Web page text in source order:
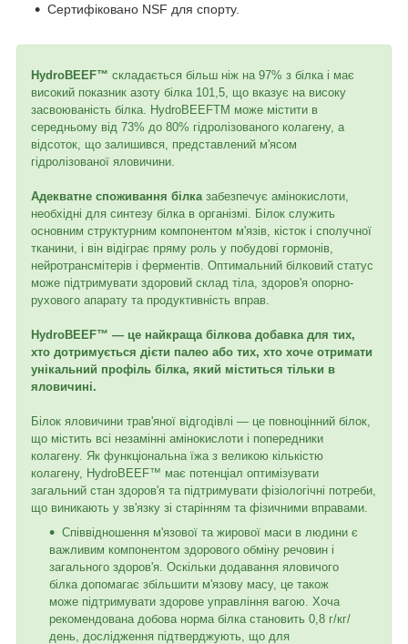
Сертифіковано NSF для спорту.
HydroBEEF™ складається більш ніж на 97% з білка і має
високий показник азоту білка 101,5, що вказує на високу
засвоюваність білка. HydroBEEFTM може містити в
середньому від 73% до 80% гідролізованого колагену, а
відсоток, що залишився, представлений м'ясом
гідролізованої яловичини.
Адекватне споживання білка забезпечує амінокислоти,
необхідні для синтезу білка в організмі. Білок служить
основним структурним компонентом м'язів, кісток і сполучної
тканини, і він відіграє пряму роль у побудові гормонів,
нейротрансмітерів і ферментів. Оптимальний білковий статус
може підтримувати здоровий склад тіла, здоров'я опорно-
рухового апарату та продуктивність вправ.
HydroBEEF™ — це найкраща білкова добавка для тих,
хто дотримується дієти палео або тих, хто хоче отримати
унікальний профіль білка, який міститься тільки в
яловичині.
Білок яловичини трав'яної відгодівлі — це повноцінний білок,
що містить всі незамінні амінокислоти і попередники
колагену. Як функціональна їжа з великою кількістю
колагену, HydroBEEF™ має потенціал оптимізувати
загальний стан здоров'я та підтримувати фізіологічні потреби,
що виникають у зв'язку зі старінням та фізичними вправами.
Співвідношення м'язової та жирової маси в людини є
важливим компонентом здорового обміну речовин і
загального здоров'я. Оскільки додавання яловичого
білка допомагає збільшити м'язову масу, це також
може підтримувати здорове управління вагою. Хоча
рекомендована добова норма білка становить 0,8 г/кг/
день, дослідження підтверджують, що для